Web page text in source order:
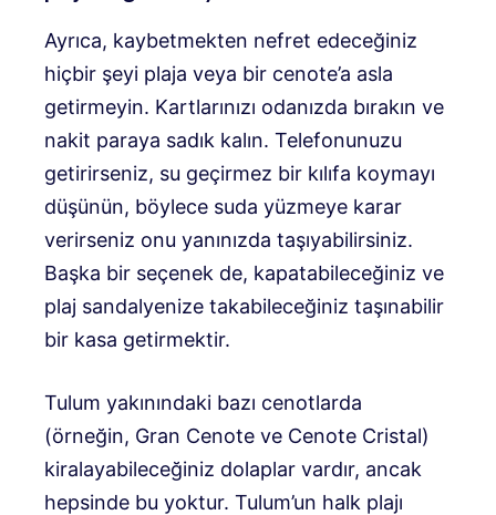
Ayrıca, kaybetmekten nefret edeceğiniz
hiçbir şeyi plaja veya bir cenote’a asla
getirmeyin. Kartlarınızı odanızda bırakın ve
nakit paraya sadık kalın. Telefonunuzu
getirirseniz, su geçirmez bir kılıfa koymayı
düşünün, böylece suda yüzmeye karar
verirseniz onu yanınızda taşıyabilirsiniz.
Başka bir seçenek de, kapatabileceğiniz ve
plaj sandalyenize takabileceğiniz taşınabilir
bir kasa getirmektir.
Tulum yakınındaki bazı cenotlarda
(örneğin, Gran Cenote ve Cenote Cristal)
kiralayabileceğiniz dolaplar vardır, ancak
hepsinde bu yoktur. Tulum’un halk plajı